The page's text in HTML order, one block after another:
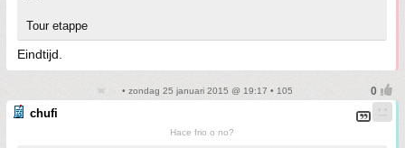
Tour etappe
Eindtijd.
• zondag 25 januari 2015 @ 19:17 • 105
chufi
Hace frio o no?